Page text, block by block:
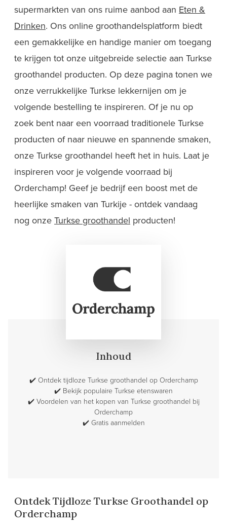
supermarkten van ons ruime aanbod aan Eten &
Drinken. Ons online groothandelsplatform biedt
een gemakkelijke en handige manier om toegang
te krijgen tot onze uitgebreide selectie aan Turkse
groothandel producten. Op deze pagina tonen we
onze verrukkelijke Turkse lekkernijen om je
volgende bestelling te inspireren. Of je nu op
zoek bent naar een voorraad traditionele Turkse
producten of naar nieuwe en spannende smaken,
onze Turkse groothandel heeft het in huis. Laat je
inspireren voor je volgende voorraad bij
Orderchamp! Geef je bedrijf een boost met de
heerlijke smaken van Turkije - ontdek vandaag
nog onze Turkse groothandel producten!
Inhoud
✔️ Ontdek tijdloze Turkse groothandel op Orderchamp
✔️ Bekijk populaire Turkse etenswaren
✔️ Voordelen van het kopen van Turkse groothandel bij
Orderchamp
✔️ Gratis aanmelden
Ontdek Tijdloze Turkse Groothandel op
Orderchamp